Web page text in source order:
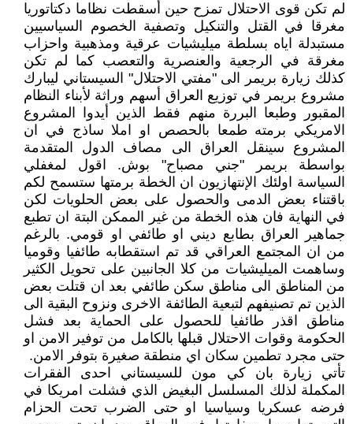
لم تكن قوى الاحتلال تمزح حين أسقطت نظاما دكتاتوريا
مغرقا في القتل والتنكيل وتصفية الخصوم السياسيين
مستبدلة اياه بسلطة ميليشيات عرقية ومذهبية واحزاب
مغرقة في الرجعية والعنصرية والتعصب كما لم تكن
كذلك زيارة بريمر الى "مفتي الاحتلال" السيستاني ليبارك
مشروع بريمر في توزيع العراق أسهم وراثة لأبناء النظام
المقبور وطبعا البررة منهم فقط الذين أيدوا المشروع
الامريكي برمته طمعا بالحصص او املا ساذج في ان
المشروع سينقل العراق الى مصاف الدول المتقدمة
بواسطة بريمر "جني مصباح" بوش. اقول لمغفلي
السياسة اولئك الإنتهازيون ان الخطة برمتها ستسمح لكم
باقتناء بعض الدمى والحصول على بعض الحلويات لكن
في النهاية فان هذه الخطة من غير الممكن البتة ان تطبع
جماهير العراق بطابع ديني او طائفي او قومي. بالرغم
من ان المجتمع العراقي قد تم استقطابه طائفيا وقوميا
وساهمت الميليشيات من كلا الجانبين على تحويل الكثير
من المناطق الى مناطق سكن طائفي بعد ان قتلت بعض
الذين تم تصنيفهم لتبعية الطائفة الاخرى ونزوح البقية الى
مناطق اقذر طائفيا للحصول على الحماية بعد فشل
الحكومة وقوات الاحتلال قبلها بالكامل من توفير الامن او
حتى مجرد تطمين سكان اي منطقة صغيرة بتوفر الامن.
تأتي زيارة بان كي مون للسيستاني احدى الفقرات
المكملة لذلك المسلسل البغيض الذي فشلت امريكا في
فرضه عسكريا وسياسيا او حتى الضرب تحت الحزام